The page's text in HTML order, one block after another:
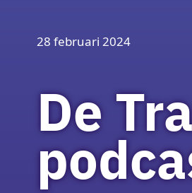
28 februari 2024
De